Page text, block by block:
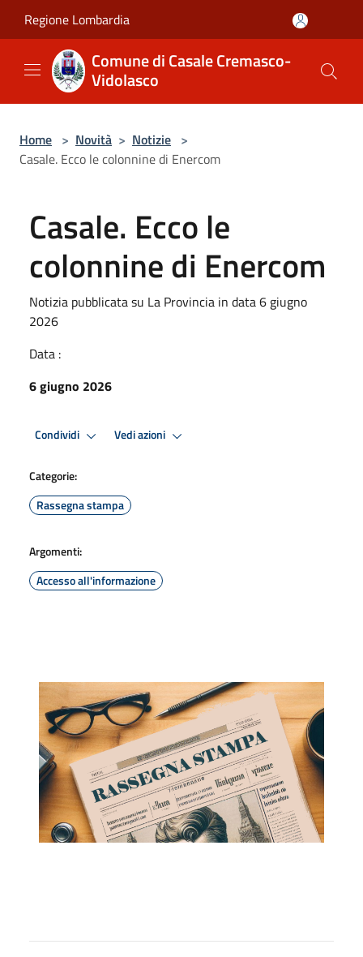
Regione Lombardia
Comune di Casale Cremasco-
Vidolasco
Home > Novità > Notizie >
Casale. Ecco le colonnine di Enercom
Casale. Ecco le
colonnine di Enercom
Notizia pubblicata su La Provincia in data 6 giugno
2026
Data :
6 giugno 2026
Condividi Vedi azioni
Categorie:
Rassegna stampa
Argomenti:
Accesso all'informazione